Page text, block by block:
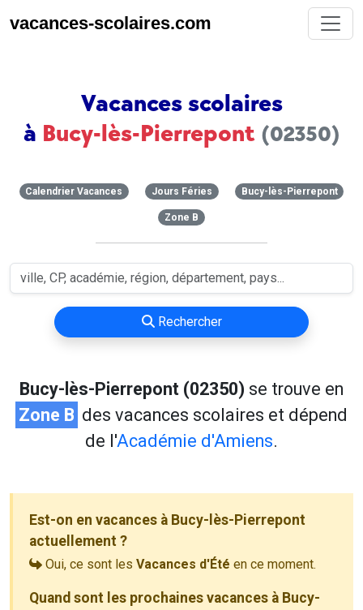
vacances-scolaires.com
Vacances scolaires
à Bucy-lès-Pierrepont (02350)
Calendrier Vacances Jours Féries Bucy-lès-Pierrepont
Zone B
Rechercher
Bucy-lès-Pierrepont (02350) se trouve en
Zone B des vacances scolaires et dépend
de l'Académie d'Amiens.
Est-on en vacances à Bucy-lès-Pierrepont
actuellement ?
Oui, ce sont les Vacances d'Été en ce moment.
Quand sont les prochaines vacances à Bucy-